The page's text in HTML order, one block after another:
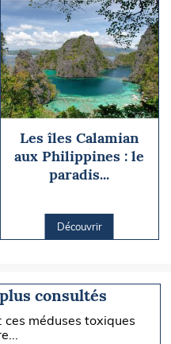
Les îles Calamian
aux Philippines : le
paradis...
Découvrir
consultés
ces méduses toxiques